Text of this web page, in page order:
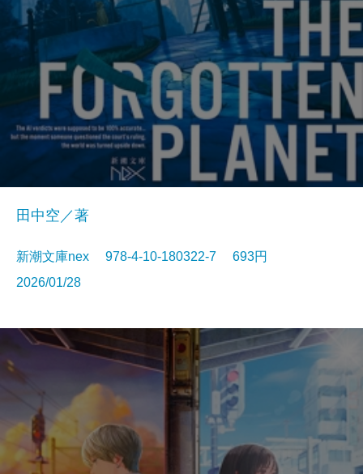
田中空／著
新潮文庫nex 978-4-10-180322-7 693円
2026/01/28